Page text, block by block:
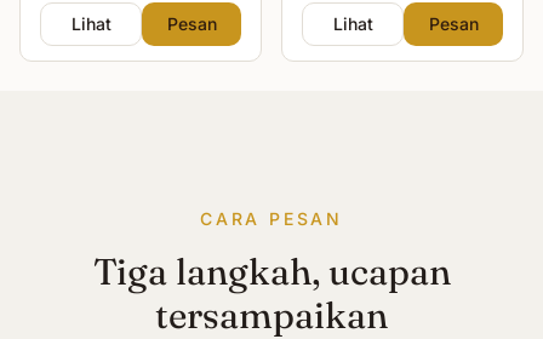
Lihat
Pesan Lihat Pesan
CARA PESAN
Tiga langkah, ucapan
tersampaikan